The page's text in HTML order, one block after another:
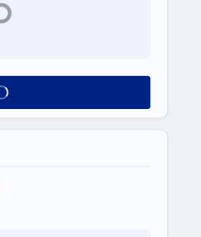
all